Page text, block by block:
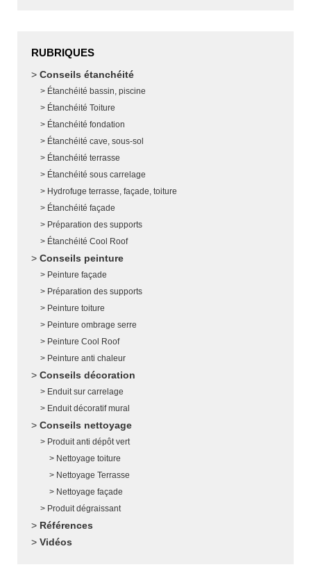
RUBRIQUES
Conseils étanchéité
Étanchéité bassin, piscine
Étanchéité Toiture
Étanchéité fondation
Étanchéité cave, sous-sol
Étanchéité terrasse
Étanchéité sous carrelage
Hydrofuge terrasse, façade, toiture
Étanchéité façade
Préparation des supports
Étanchéité Cool Roof
Conseils peinture
Peinture façade
Préparation des supports
Peinture toiture
Peinture ombrage serre
Peinture Cool Roof
Peinture anti chaleur
Conseils décoration
Enduit sur carrelage
Enduit décoratif mural
Conseils nettoyage
Produit anti dépôt vert
Nettoyage toiture
Nettoyage Terrasse
Nettoyage façade
Produit dégraissant
Références
Vidéos